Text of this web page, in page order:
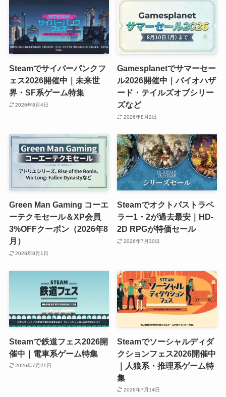
Steamでサイバーパンクフ
ェス2026開催中｜未来世
界・SF系ゲーム特集
2026年8月4日
Gamesplanetでサマーセー
ル2026開催中｜バイオハザ
ード・テイルズオブシリー
ズなど
2026年8月2日
Green Man Gaming コーエ
ーテクモセール＆XP会員
3%OFFクーポン（2026年8
月）
2026年8月1日
Steamでオクトパストラベ
ラー1・2が過去最安｜HD-
2D RPGが特価セール
2026年7月30日
Steamで鉄道フェス2026開
催中｜電車系ゲーム特集
2026年7月21日
Steamでソーシャルディダ
クションフェス2026開催中
｜人狼系・推理系ゲーム特
集
2026年7月14日